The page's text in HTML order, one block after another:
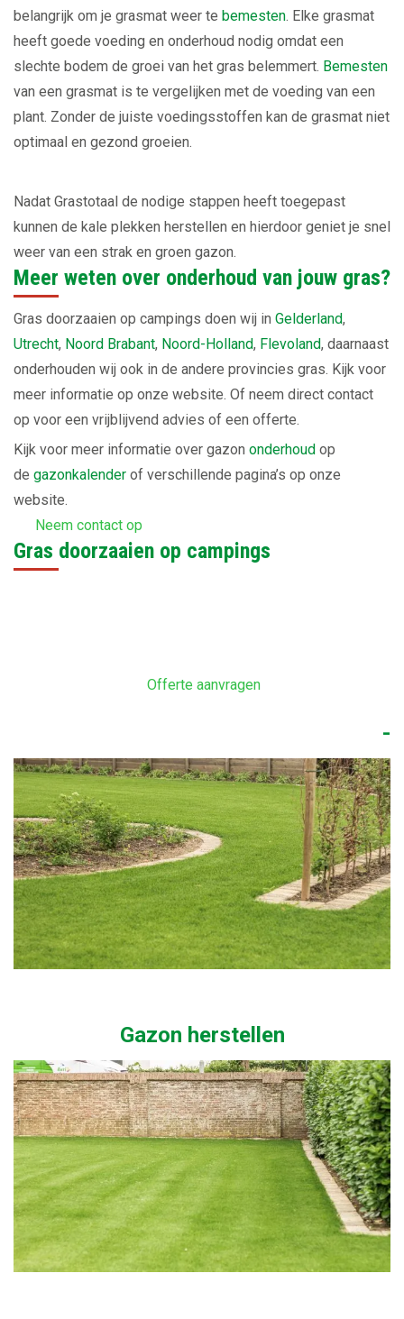
belangrijk om je grasmat weer te bemesten. Elke grasmat
heeft goede voeding en onderhoud nodig omdat een
slechte bodem de groei van het gras belemmert. Bemesten
van een grasmat is te vergelijken met de voeding van een
plant. Zonder de juiste voedingsstoffen kan de grasmat niet
optimaal en gezond groeien.
Nadat Grastotaal de nodige stappen heeft toegepast
kunnen de kale plekken herstellen en hierdoor geniet je snel
weer van een strak en groen gazon.
Meer weten over onderhoud van jouw gras?
Gras doorzaaien op campings doen wij in Gelderland,
Utrecht, Noord Brabant, Noord-Holland, Flevoland, daarnaast
onderhouden wij ook in de andere provincies gras. Kijk voor
meer informatie op onze website. Of neem direct contact
op voor een vrijblijvend advies of een offerte.
Kijk voor meer informatie over gazon onderhoud op
de gazonkalender of verschillende pagina’s op onze
website.
Neem contact op
Gras doorzaaien op campings
Offerte aanvragen
-
Gazon herstellen